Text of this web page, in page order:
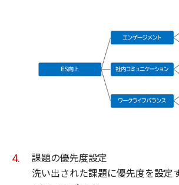
課題の優先度設定
洗い出された課題に優先度を設定